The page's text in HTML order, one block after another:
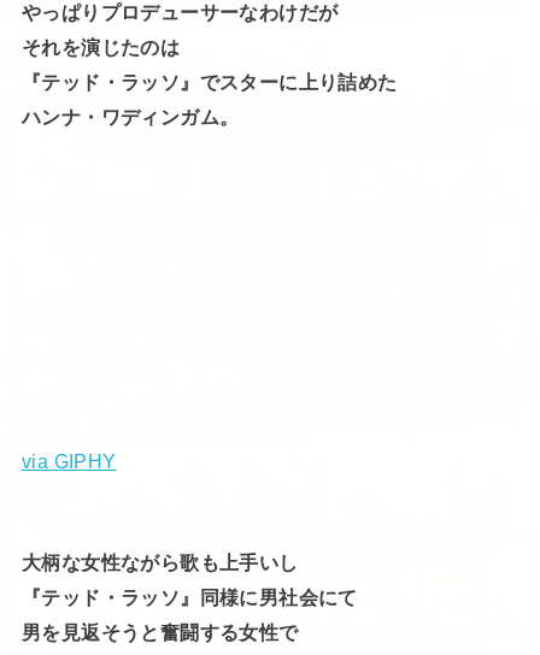
やっぱりプロデューサーなわけだが
それを演じたのは
『テッド・ラッソ』でスターに上り詰めた
ハンナ・ワディンガム。
via GIPHY
大柄な女性ながら歌も上手いし
『テッド・ラッソ』同様に男社会にて
男を見返そうと奮闘する女性で